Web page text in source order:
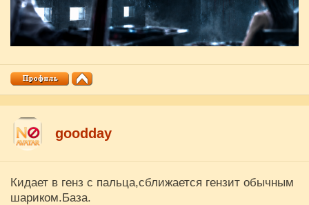
goodday
Кидает в генз с пальца,сближается гензит обычным
шариком.База.